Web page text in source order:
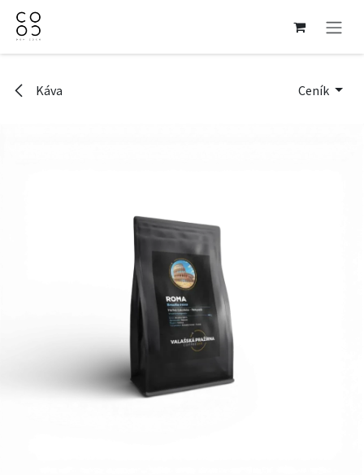
Přejít na obsah
Káva Ceník